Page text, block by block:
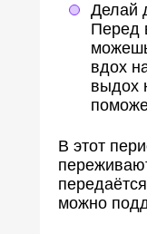
Делай
Перед
вдох
выдох
В этот
можно